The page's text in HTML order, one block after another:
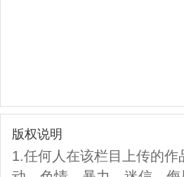
版权说明
1.任何人在该栏目上传的